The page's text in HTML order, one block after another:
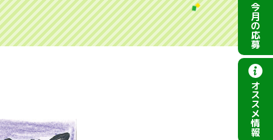
今
月
の
応
募
オ
ス
ス
メ
情
報